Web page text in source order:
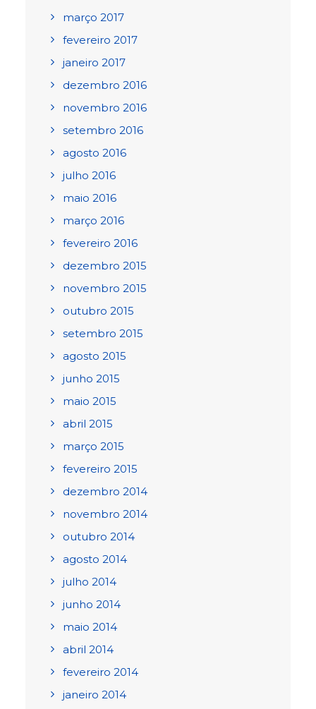
março 2017
fevereiro 2017
janeiro 2017
dezembro 2016
novembro 2016
setembro 2016
agosto 2016
julho 2016
maio 2016
março 2016
fevereiro 2016
dezembro 2015
novembro 2015
outubro 2015
setembro 2015
agosto 2015
junho 2015
maio 2015
abril 2015
março 2015
fevereiro 2015
dezembro 2014
novembro 2014
outubro 2014
agosto 2014
julho 2014
junho 2014
maio 2014
abril 2014
fevereiro 2014
janeiro 2014